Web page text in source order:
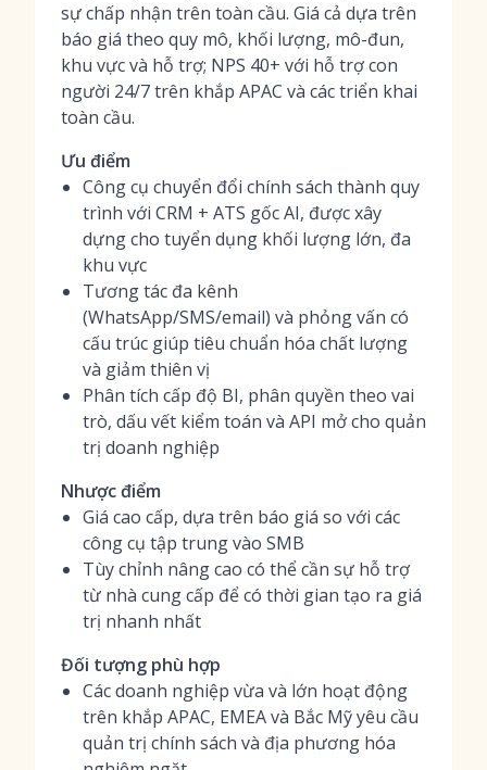
sự chấp nhận trên toàn cầu. Giá cả dựa trên
báo giá theo quy mô, khối lượng, mô-đun,
khu vực và hỗ trợ; NPS 40+ với hỗ trợ con
người 24/7 trên khắp APAC và các triển khai
toàn cầu.
Ưu điểm
Công cụ chuyển đổi chính sách thành quy
trình với CRM + ATS gốc AI, được xây
dựng cho tuyển dụng khối lượng lớn, đa
khu vực
Tương tác đa kênh
(WhatsApp/SMS/email) và phỏng vấn có
cấu trúc giúp tiêu chuẩn hóa chất lượng
và giảm thiên vị
Phân tích cấp độ BI, phân quyền theo vai
trò, dấu vết kiểm toán và API mở cho quản
trị doanh nghiệp
Nhược điểm
Giá cao cấp, dựa trên báo giá so với các
công cụ tập trung vào SMB
Tùy chỉnh nâng cao có thể cần sự hỗ trợ
từ nhà cung cấp để có thời gian tạo ra giá
trị nhanh nhất
Đối tượng phù hợp
Các doanh nghiệp vừa và lớn hoạt động
trên khắp APAC, EMEA và Bắc Mỹ yêu cầu
quản trị chính sách và địa phương hóa